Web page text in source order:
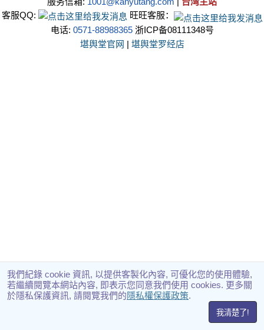
客服QQ:
旺旺客服：
电话: 0571-88988365浙ICP备08111348号
堪舆堂官网 | 堪舆堂罗经店
我們紀錄 cookie 資訊, 以提供客製化內容, 可優化您的使用體驗,
若繼續閱覽本網站內容, 即表示您同意我們使用 cookies. 更多關
於隱私保護資訊, 請閱覽我們的隱私權保護政策.
我清楚了!